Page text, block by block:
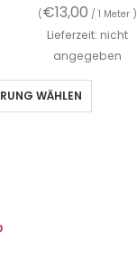
(€13,00 / 1 Meter )
Lieferzeit: nicht
angegeben
WÄHLEN